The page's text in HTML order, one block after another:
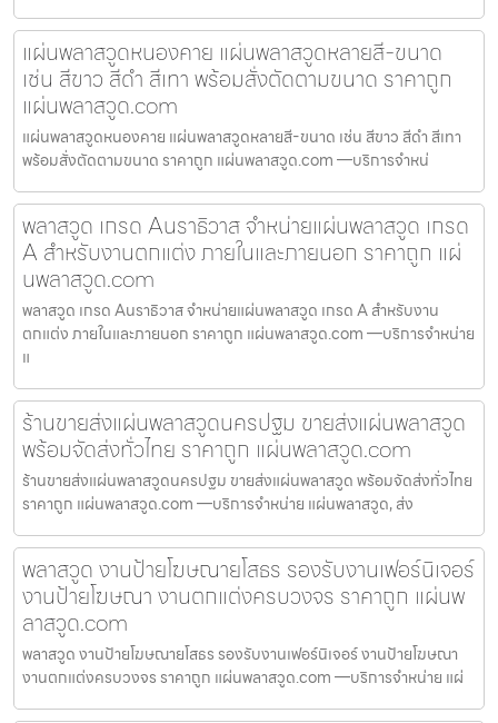
แผ่นพลาสวูดหนองคาย แผ่นพลาสวูดหลายสี-ขนาด
เช่น สีขาว สีดำ สีเทา พร้อมสั่งตัดตามขนาด ราคาถูก
แผ่นพลาสวูด.com
แผ่นพลาสวูดหนองคาย แผ่นพลาสวูดหลายสี-ขนาด เช่น สีขาว สีดำ สีเทา
พร้อมสั่งตัดตามขนาด ราคาถูก แผ่นพลาสวูด.com —บริการจำหน่
พลาสวูด เกรด Aนราธิวาส จำหน่ายแผ่นพลาสวูด เกรด
A สำหรับงานตกแต่ง ภายในและภายนอก ราคาถูก แผ่
นพลาสวูด.com
พลาสวูด เกรด Aนราธิวาส จำหน่ายแผ่นพลาสวูด เกรด A สำหรับงาน
ตกแต่ง ภายในและภายนอก ราคาถูก แผ่นพลาสวูด.com —บริการจำหน่าย
แ
ร้านขายส่งแผ่นพลาสวูดนครปฐม ขายส่งแผ่นพลาสวูด
พร้อมจัดส่งทั่วไทย ราคาถูก แผ่นพลาสวูด.com
ร้านขายส่งแผ่นพลาสวูดนครปฐม ขายส่งแผ่นพลาสวูด พร้อมจัดส่งทั่วไทย
ราคาถูก แผ่นพลาสวูด.com —บริการจำหน่าย แผ่นพลาสวูด, ส่ง
พลาสวูด งานป้ายโฆษณายโสธร รองรับงานเฟอร์นิเจอร์
งานป้ายโฆษณา งานตกแต่งครบวงจร ราคาถูก แผ่นพ
ลาสวูด.com
พลาสวูด งานป้ายโฆษณายโสธร รองรับงานเฟอร์นิเจอร์ งานป้ายโฆษณา
งานตกแต่งครบวงจร ราคาถูก แผ่นพลาสวูด.com —บริการจำหน่าย แผ่